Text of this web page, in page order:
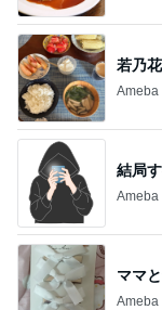
若乃
Ameba
結局
Ameba
ママ
Ameba